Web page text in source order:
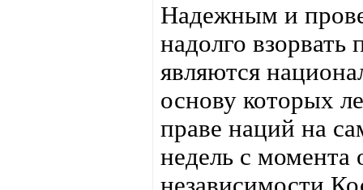
Надежным и
надолго взорвать
являются
основу которых
праве наций на
недель с момента